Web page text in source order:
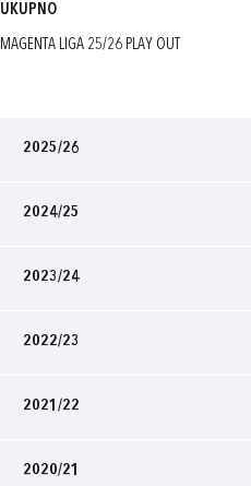
UKUPNO
MAGENTA LIGA 25/26 PLAY OUT
2025/26
2024/25
2023/24
2022/23
2021/22
2020/21